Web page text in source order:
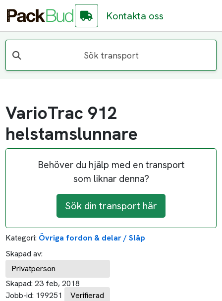
Kontakta oss
Sök transport
VarioTrac 912
helstamslunnare
Behöver du hjälp med en transport
som liknar denna?
Sök din transport här
Kategori: Övriga fordon & delar / Släp
Skapad av:
Privatperson
Skapad: 23 feb, 2018
Jobb-id: 199251
Verifierad